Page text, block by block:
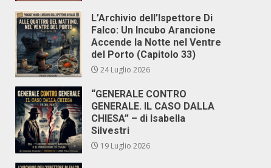
L’Archivio dell’Ispettore Di
Falco: Un Incubo Arancione
Accende la Notte nel Ventre
del Porto (Capitolo 33)
24 Luglio 2026
“GENERALE CONTRO
GENERALE. IL CASO DALLA
CHIESA” – di Isabella
Silvestri
19 Luglio 2026